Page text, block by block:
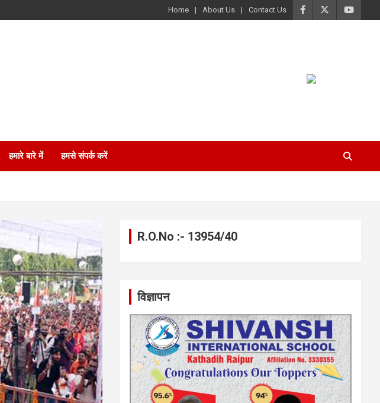
Home About Us Contact Us
हमारे बारे में हमसे संपर्क करें
R.O.No :- 13954/40
विज्ञापन